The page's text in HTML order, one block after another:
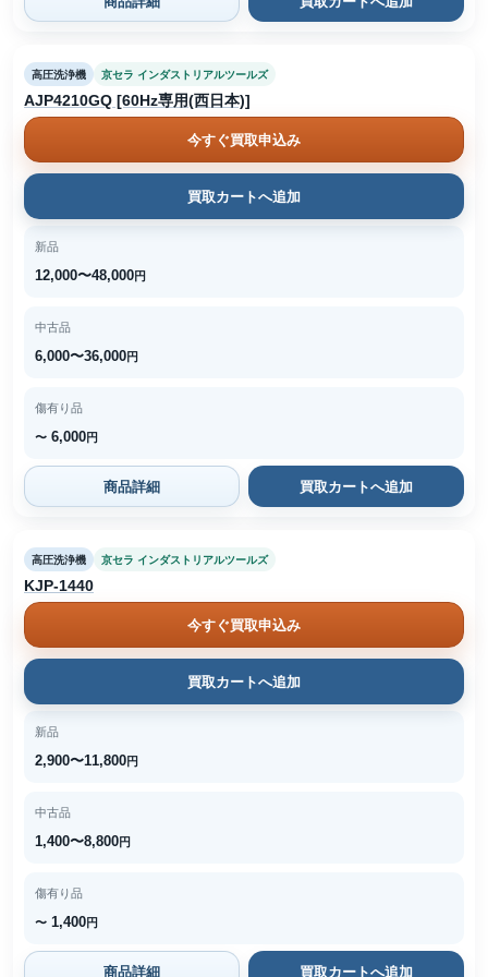
高圧洗浄機 京セラ インダストリアルツールズ
AJP4210GQ [60Hz専用(西日本)]
今すぐ買取申込み
買取カートへ追加
新品
12,000〜48,000円
中古品
6,000〜36,000円
傷有り品
〜 6,000円
商品詳細 買取カートへ追加
高圧洗浄機 京セラ インダストリアルツールズ
KJP-1440
今すぐ買取申込み
買取カートへ追加
新品
2,900〜11,800円
中古品
1,400〜8,800円
傷有り品
〜 1,400円
商品詳細 買取カートへ追加